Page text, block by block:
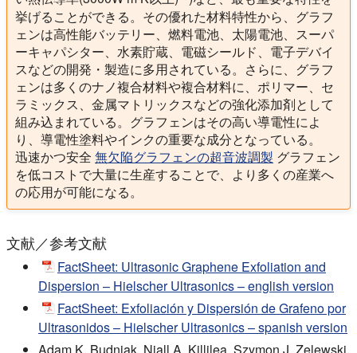
挙げることができる。その優れた材料特性から、グラフ
ェンは高性能バッテリー、燃料電池、太陽電池、スーパ
ーキャパシター、水素貯蔵、電磁シールド、電子デバイ
スなどの開発・製造に多用されている。さらに、グラフ
ェンは多くのナノ複合材料や複合材料に、ポリマー、セ
ラミックス、金属マトリックスなどの強化添加剤として
組み込まれている。グラフェンはその高い導電性によ
り、導電性塗料やインクの重要な成分となっている。
迅速かつ安全 無欠陥グラフェンの超音波調製 グラフェン
を低コストで大量に生産することで、より多くの産業へ
の応用が可能になる。
文献／参考文献
FactSheet: Ultrasonic Graphene Exfoliation and
Dispersion – Hielscher Ultrasonics – english version
FactSheet: Exfoliación y Dispersión de Grafeno por
Ultrasonidos – Hielscher Ultrasonics – spanish version
Adam K. Budniak, Niall A. Killilea, Szymon J. Zelewski,